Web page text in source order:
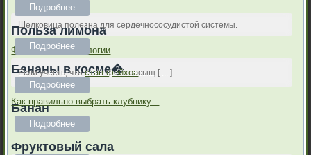
Подробнее
Польза лимона
Подробнее
Бананы в косме�
Подробнее
Банан
Подробнее
Фруктовый сала
Шелковица полезна для сердечнососудистой системы.
Фейхоа в косметологии
Если учесть, чтостав фейхоасыщ [ ... ]
Как правильно выбрать клубнику...